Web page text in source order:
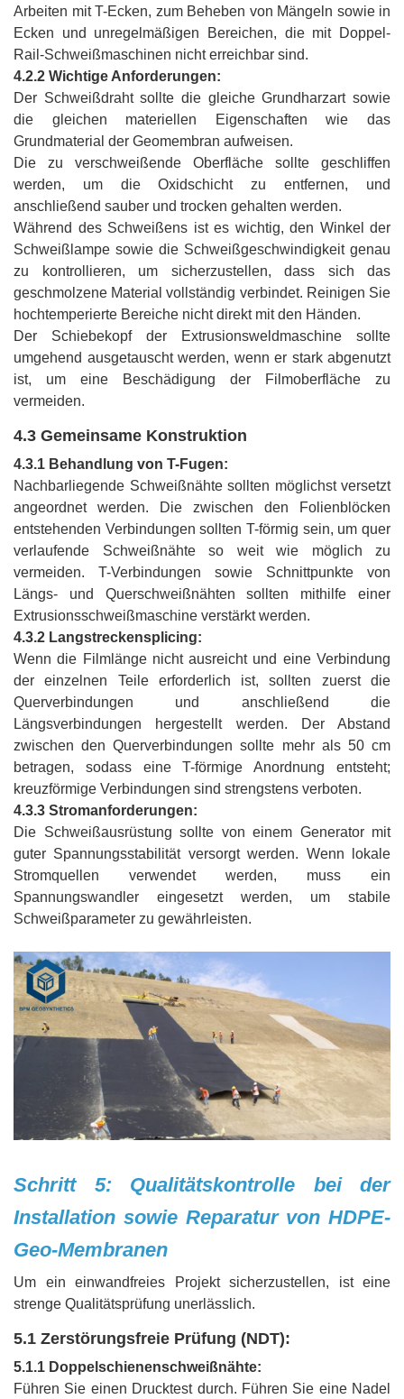
Arbeiten mit T-Ecken, zum Beheben von Mängeln sowie in
Ecken und unregelmäßigen Bereichen, die mit Doppel-
Rail-Schweißmaschinen nicht erreichbar sind.
4.2.2 Wichtige Anforderungen:
Der Schweißdraht sollte die gleiche Grundharzart sowie
die gleichen materiellen Eigenschaften wie das
Grundmaterial der Geomembran aufweisen.
Die zu verschweißende Oberfläche sollte geschliffen
werden, um die Oxidschicht zu entfernen, und
anschließend sauber und trocken gehalten werden.
Während des Schweißens ist es wichtig, den Winkel der
Schweißlampe sowie die Schweißgeschwindigkeit genau
zu kontrollieren, um sicherzustellen, dass sich das
geschmolzene Material vollständig verbindet. Reinigen Sie
hochtemperierte Bereiche nicht direkt mit den Händen.
Der Schiebekopf der Extrusionsweldmaschine sollte
umgehend ausgetauscht werden, wenn er stark abgenutzt
ist, um eine Beschädigung der Filmoberfläche zu
vermeiden.
4.3 Gemeinsame Konstruktion
4.3.1 Behandlung von T-Fugen:
Nachbarliegende Schweißnähte sollten möglichst versetzt
angeordnet werden. Die zwischen den Folienblöcken
entstehenden Verbindungen sollten T-förmig sein, um quer
verlaufende Schweißnähte so weit wie möglich zu
vermeiden. T-Verbindungen sowie Schnittpunkte von
Längs- und Querschweißnähten sollten mithilfe einer
Extrusionsschweißmaschine verstärkt werden.
4.3.2 Langstreckensplicing:
Wenn die Filmlänge nicht ausreicht und eine Verbindung
der einzelnen Teile erforderlich ist, sollten zuerst die
Querverbindungen und anschließend die
Längsverbindungen hergestellt werden. Der Abstand
zwischen den Querverbindungen sollte mehr als 50 cm
betragen, sodass eine T-förmige Anordnung entsteht;
kreuzförmige Verbindungen sind strengstens verboten.
4.3.3 Stromanforderungen:
Die Schweißausrüstung sollte von einem Generator mit
guter Spannungsstabilität versorgt werden. Wenn lokale
Stromquellen verwendet werden, muss ein
Spannungswandler eingesetzt werden, um stabile
Schweißparameter zu gewährleisten.
Schritt 5: Qualitätskontrolle bei der
Installation sowie Reparatur von HDPE-
Geo-Membranen
Um ein einwandfreies Projekt sicherzustellen, ist eine
strenge Qualitätsprüfung unerlässlich.
5.1 Zerstörungsfreie Prüfung (NDT):
5.1.1 Doppelschienenschweißnähte:
Führen Sie einen Drucktest durch. Führen Sie eine Nadel